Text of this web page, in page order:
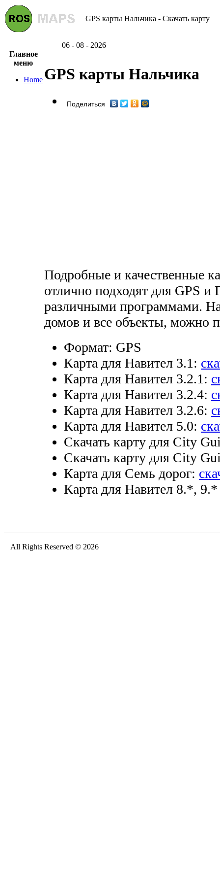
GPS карты Нальчика - Скачать карту
06 - 08 - 2026
Главное
меню
Home GPS карты Нальчика
Поделиться
Подробные и качественные
отлично подходят для GPS
различными программами.
домов и все объекты, можно
Формат: GPS
Карта для Навител 3.1:
Карта для Навител 3.2.1:
Карта для Навител 3.2.4:
Карта для Навител 3.2.6:
Карта для Навител 5.0:
Скачать карту для City
Скачать карту для City
Карта для Семь дорог:
Карта для Навител 8.*,
All Rights Reserved © 2026